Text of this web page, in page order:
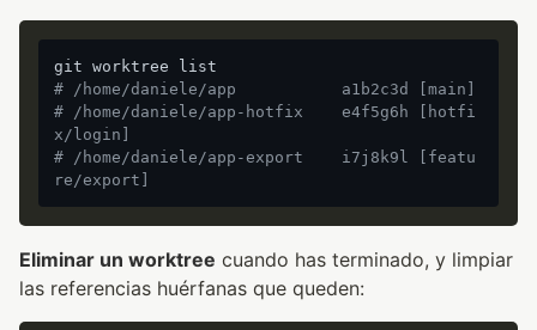
# /home/daniele/app           a1b2c3d [main]
# /home/daniele/app-hotfix    e4f5g6h [hotfi
x/login]
# /home/daniele/app-export    i7j8k9l [featu
re/export]
Eliminar un worktree cuando has terminado, y limpiar
las referencias huérfanas que queden: